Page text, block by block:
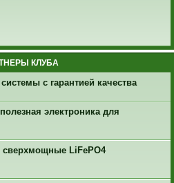
КЛУБА
с гарантией качества
электроника для
сверхмощные LiFePO4